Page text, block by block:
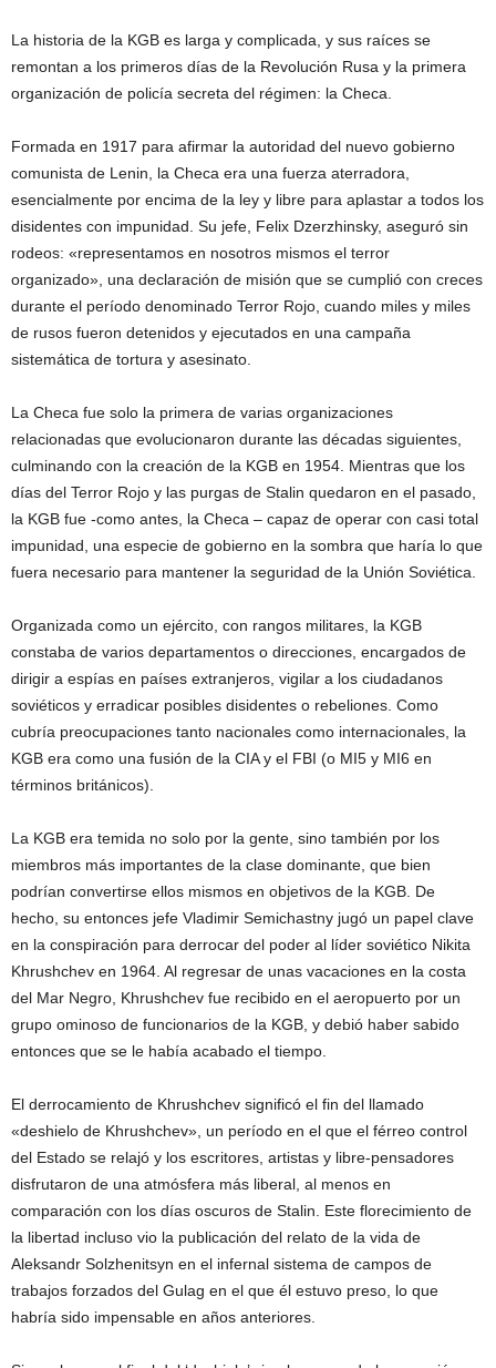
La historia de la KGB es larga y complicada, y sus raíces se
remontan a los primeros días de la Revolución Rusa y la primera
organización de policía secreta del régimen: la Checa.
Formada en 1917 para afirmar la autoridad del nuevo gobierno
comunista de Lenin, la Checa era una fuerza aterradora,
esencialmente por encima de la ley y libre para aplastar a todos los
disidentes con impunidad. Su jefe, Felix Dzerzhinsky, aseguró sin
rodeos: «representamos en nosotros mismos el terror
organizado», una declaración de misión que se cumplió con creces
durante el período denominado Terror Rojo, cuando miles y miles
de rusos fueron detenidos y ejecutados en una campaña
sistemática de tortura y asesinato.
La Checa fue solo la primera de varias organizaciones
relacionadas que evolucionaron durante las décadas siguientes,
culminando con la creación de la KGB en 1954. Mientras que los
días del Terror Rojo y las purgas de Stalin quedaron en el pasado,
la KGB fue -como antes, la Checa – capaz de operar con casi total
impunidad, una especie de gobierno en la sombra que haría lo que
fuera necesario para mantener la seguridad de la Unión Soviética.
Organizada como un ejército, con rangos militares, la KGB
constaba de varios departamentos o direcciones, encargados de
dirigir a espías en países extranjeros, vigilar a los ciudadanos
soviéticos y erradicar posibles disidentes o rebeliones. Como
cubría preocupaciones tanto nacionales como internacionales, la
KGB era como una fusión de la CIA y el FBI (o MI5 y MI6 en
términos británicos).
La KGB era temida no solo por la gente, sino también por los
miembros más importantes de la clase dominante, que bien
podrían convertirse ellos mismos en objetivos de la KGB. De
hecho, su entonces jefe Vladimir Semichastny jugó un papel clave
en la conspiración para derrocar del poder al líder soviético Nikita
Khrushchev en 1964. Al regresar de unas vacaciones en la costa
del Mar Negro, Khrushchev fue recibido en el aeropuerto por un
grupo ominoso de funcionarios de la KGB, y debió haber sabido
entonces que se le había acabado el tiempo.
El derrocamiento de Khrushchev significó el fin del llamado
«deshielo de Khrushchev», un período en el que el férreo control
del Estado se relajó y los escritores, artistas y libre-pensadores
disfrutaron de una atmósfera más liberal, al menos en
comparación con los días oscuros de Stalin. Este florecimiento de
la libertad incluso vio la publicación del relato de la vida de
Aleksandr Solzhenitsyn en el infernal sistema de campos de
trabajos forzados del Gulag en el que él estuvo preso, lo que
habría sido impensable en años anteriores.